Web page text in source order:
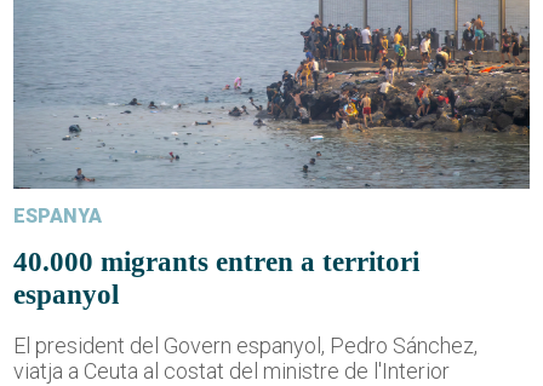
ESPANYA
40.000 migrants entren a territori
espanyol
El president del Govern espanyol, Pedro Sánchez,
viatja a Ceuta al costat del ministre de l'Interior